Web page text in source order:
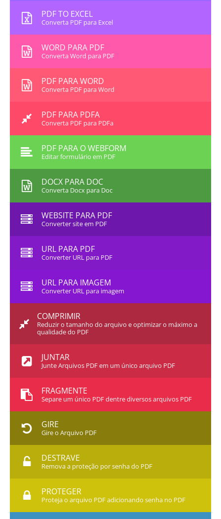
PDF TO EXCEL
Converta PDF para Excel
WORD PARA PDF
Converta Word para PDF
PDF PARA WORD
Converta PDF para Word
PDF PARA PDFA
Converta PDF para PDFa
PDF PARA O WEBFORM
Editar formulário em PDF
DOCX PARA DOC
Converta Docx para Doc
WEBSITE PARA PDF
Converter site em PDF
URL PARA PDF
Converter URL para PDF
URL PARA IMAGEM
Converter URL para imagem
COMPRIMIR
Reduzir o tamanho do arquivo e optimizar o máximo a
qualidade do PDF
JUNTAR
Junte Arquivos PDF em um único arquivo PDF
FRAGMENTE
Separe um único PDF dentre diversos arquivos PDF
GIRE
Gire o Arquivo PDF
DESTRAVE
Remova a proteção por senha do PDF
PROTEGER
Proteja o arquivo PDF adicionando senha no PDF